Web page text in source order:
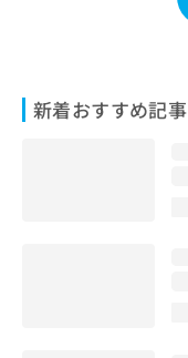
新着おすすめ記事
わ
せ